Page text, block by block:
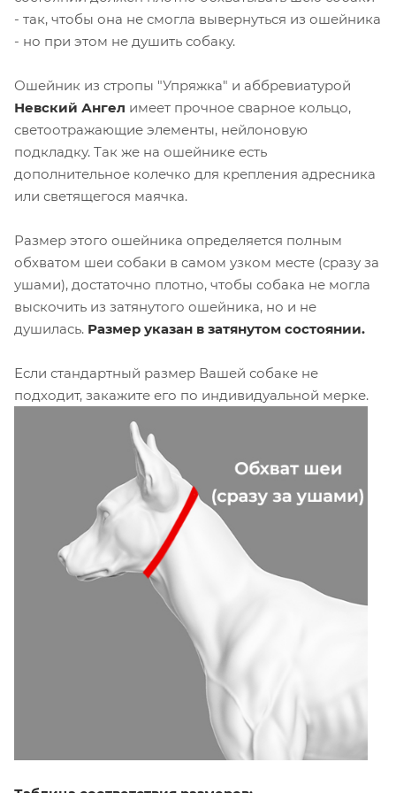
- так, чтобы она не смогла вывернуться из ошейника
- но при этом не душить собаку.
Ошейник из стропы "Упряжка" и аббревиатурой
Невский Ангел имеет прочное сварное кольцо,
светоотражающие элементы, нейлоновую
подкладку. Так же на ошейнике есть
дополнительное колечко для крепления адресника
или светящегося маячка.
Размер этого ошейника определяется полным
обхватом шеи собаки в самом узком месте (сразу за
ушами), достаточно плотно, чтобы собака не могла
выскочить из затянутого ошейника, но и не
душилась. Размер указан в затянутом состоянии.
Если стандартный размер Вашей собаке не
подходит, закажите его по индивидуальной мерке.